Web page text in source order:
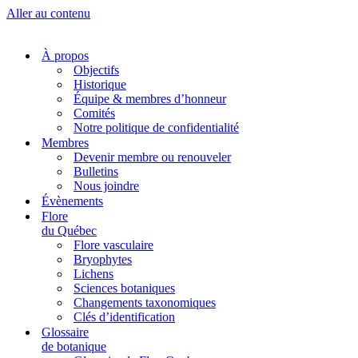
Aller au contenu
À propos
Objectifs
Historique
Équipe & membres d’honneur
Comités
Notre politique de confidentialité
Membres
Devenir membre ou renouveler
Bulletins
Nous joindre
Évènements
Flore
du Québec
Flore vasculaire
Bryophytes
Lichens
Sciences botaniques
Changements taxonomiques
Clés d’identification
Glossaire
de botanique